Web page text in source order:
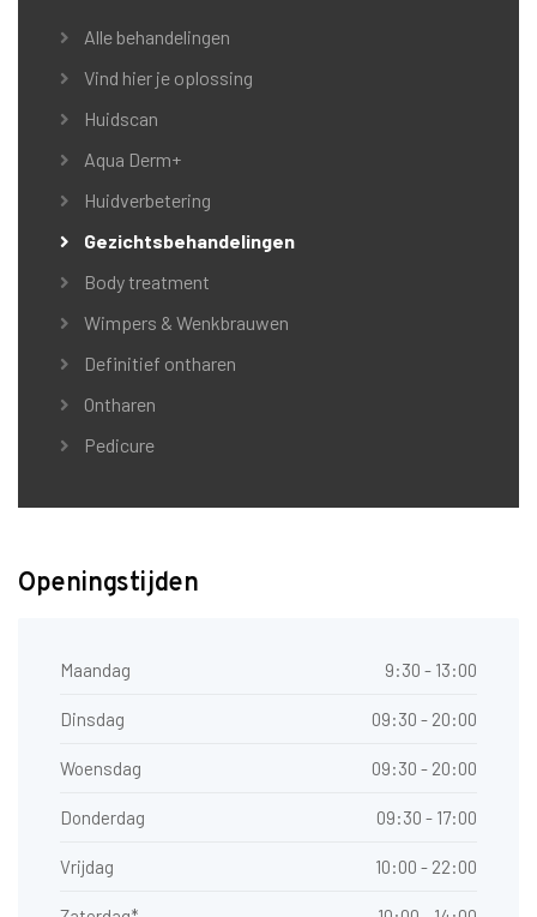
Alle behandelingen
Vind hier je oplossing
Huidscan
Aqua Derm+
Huidverbetering
Gezichtsbehandelingen
Body treatment
Wimpers & Wenkbrauwen
Definitief ontharen
Ontharen
Pedicure
Openingstijden
Maandag 9:30 - 13:00
Dinsdag 09:30 - 20:00
Woensdag 09:30 - 20:00
Donderdag 09:30 - 17:00
Vrijdag 10:00 - 22:00